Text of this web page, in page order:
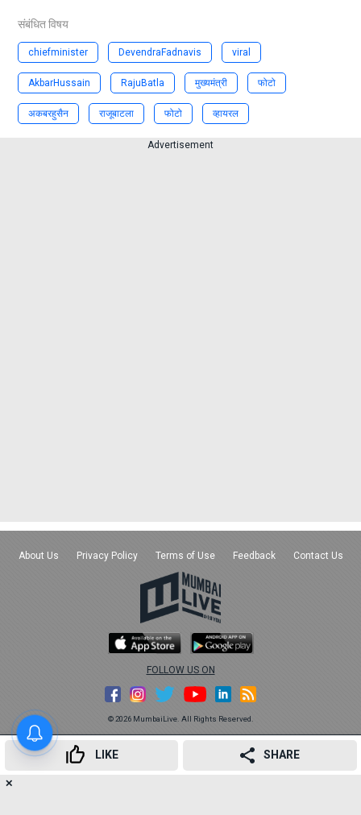
संबंधित विषय
chiefminister DevendraFadnavis viral
AkbarHussain RajuBatla मुख्यमंत्री फोटो
अकबरहुसैन राजूबाटला फोटो व्हायरल
Advertisement
About Us Privacy Policy Terms of Use Feedback Contact Us
FOLLOW US ON
© 2026 MumbaiLive. All Rights Reserved.
LIKE SHARE
✕